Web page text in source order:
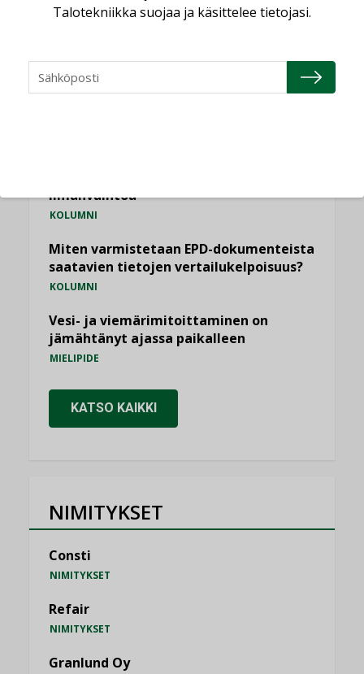
NÄKÖKULMIA
käyttöön kiinteistöissä
KOLUMNI
ilmanvaihtoa
KOLUMNI
Miten varmistetaan EPD-dokumenteista
saatavien tietojen vertailukelpoisuus?
KOLUMNI
Vesi- ja viemärimitoittaminen on
jämähtänyt ajassa paikalleen
MIELIPIDE
KATSO KAIKKI
NIMITYKSET
Consti
NIMITYKSET
Refair
NIMITYKSET
Granlund Oy
Talotekniikka suojaa ja käsittelee tietojasi.